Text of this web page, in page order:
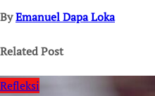
ByEmanuel Dapa Loka
Related Post
Refleksi